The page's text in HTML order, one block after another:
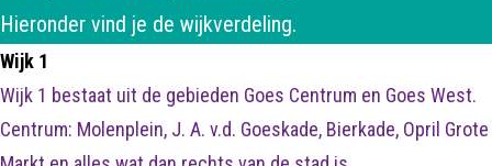
Hieronder vind je de wijkverdeling.
Wijk 1
Wijk 1 bestaat uit de gebieden Goes Centrum en Goes West.
Centrum: Molenplein, J. A. v.d. Goeskade, Bierkade, Opril Grote